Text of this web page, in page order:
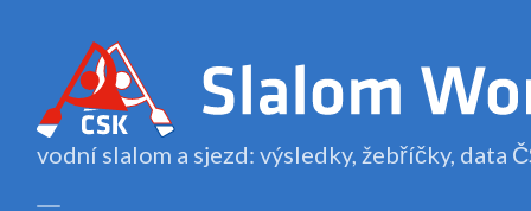
vodní slalom a sjezd: výsledky, žebříčky, data